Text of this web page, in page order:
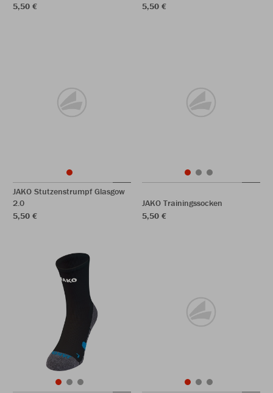
5,50 €
5,50 €
JAKO Stutzenstrumpf Glasgow
2.0
5,50 €
JAKO Trainingssocken
5,50 €